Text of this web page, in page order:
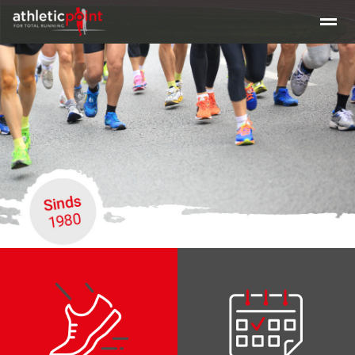
Training en tijden Beginners clinic hardlopen Clinic Marathon
Home Nieuws Agenda E-mail